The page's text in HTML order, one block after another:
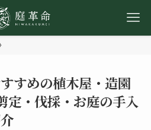
すめの植木屋・造園
定・伐採・お庭の手入